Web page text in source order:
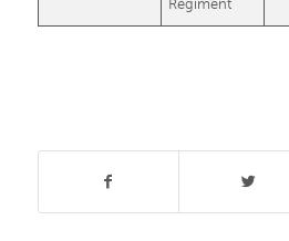
Regiment